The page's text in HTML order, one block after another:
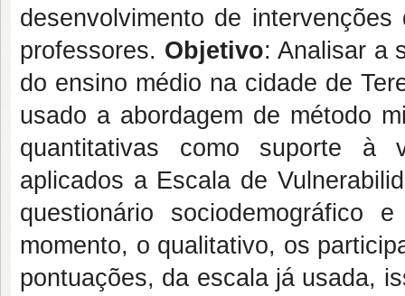
desenvolvimento de
professores. Objetivo: Analisar a
do ensino médio na cidade de
usado a abordagem de método
quantitativas como suporte à
aplicados a Escala de
questionário sociodemográfico
momento, o qualitativo, os
pontuações, da escala já usada,